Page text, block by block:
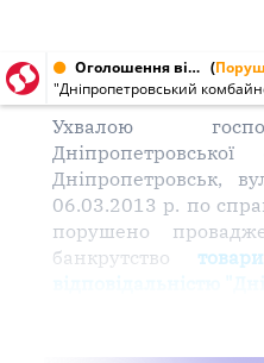
Оголошення від 26.03.2013 № 31770442 (
"Дніпропетровський
Ухвалою
Дніпропетровськ,
06.03.2013 р. по
порушено
банкрутство